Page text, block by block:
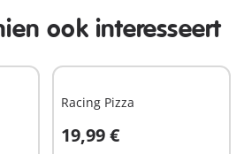
ook interesseert
Racing Pizza
19,99 €
In winkelwagen